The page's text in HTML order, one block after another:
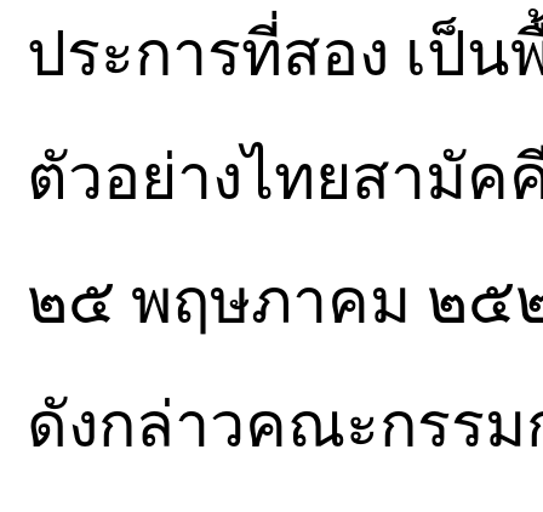
ประการที่สอง เป็
ตัวอย่างไทยสามั
๒๕ พฤษภาคม ๒๕
ดังกล่าวคณะกรร